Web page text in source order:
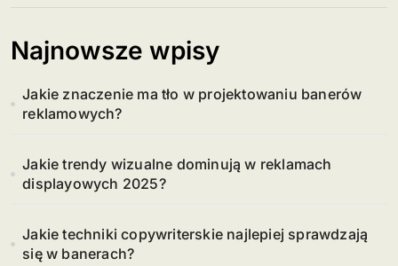
Najnowsze wpisy
Jakie znaczenie ma tło w projektowaniu banerów
reklamowych?
Jakie trendy wizualne dominują w reklamach
displayowych 2025?
Jakie techniki copywriterskie najlepiej sprawdzają
się w banerach?